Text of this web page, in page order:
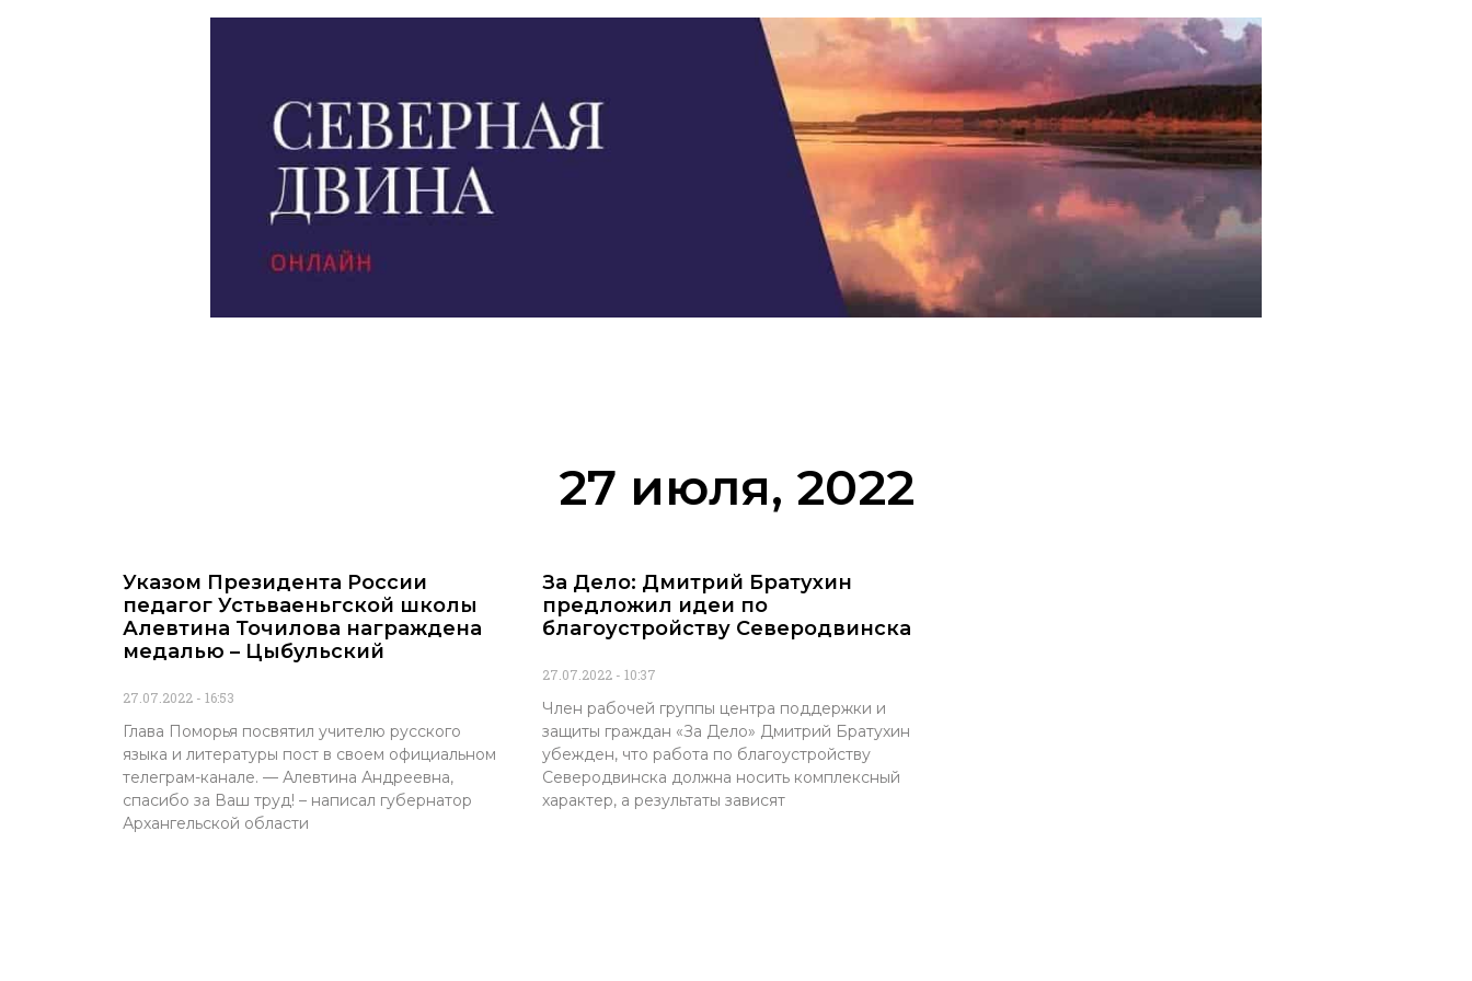
27 июля, 2022
Указом Президента России
педагог Устьваеньгской школы
Алевтина Точилова награждена
медалью – Цыбульский
27.07.2022 16:53
Глава Поморья посвятил учителю русского
языка и литературы пост в своем официальном
телеграм-канале. — Алевтина Андреевна,
спасибо за Ваш труд! – написал губернатор
Архангельской области
За Дело: Дмитрий Братухин
предложил идеи по
благоустройству Северодвинска
27.07.2022 10:37
Член рабочей группы центра поддержки и
защиты граждан «За Дело» Дмитрий Братухин
убежден, что работа по благоустройству
Северодвинска должна носить комплексный
характер, а результаты зависят